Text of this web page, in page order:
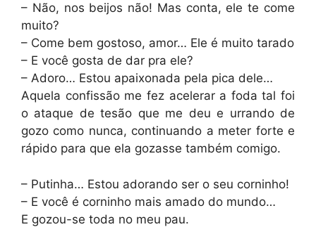
– Não, nos beijos não! Mas conta, ele te come
muito?
– Come bem gostoso, amor… Ele é muito tarado
– E você gosta de dar pra ele?
– Adoro… Estou apaixonada pela pica dele…
Aquela confissão me fez acelerar a foda tal foi
o ataque de tesão que me deu e urrando de
gozo como nunca, continuando a meter forte e
rápido para que ela gozasse também comigo.
– Putinha… Estou adorando ser o seu corninho!
– E você é corninho mais amado do mundo…
E gozou-se toda no meu pau.